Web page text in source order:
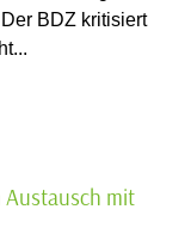
BDZ kritisiert
Austausch mit